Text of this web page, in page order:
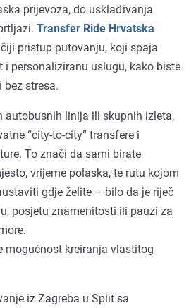
prijevoza, do usklađivanja
Transfer Ride Hrvatska
pristup putovanju, koji spaja
i personaliziranu uslugu, kako biste
bez stresa.
autobusnih linija ili skupnih izleta,
“city-to-city” transfere i
To znači da sami birate
vrijeme polaska, te rutu kojom
gdje želite – bilo da je riječ
posjetu znamenitosti ili pauzi za
mogućnost kreiranja vlastitog
iz Zagreba u Split sa